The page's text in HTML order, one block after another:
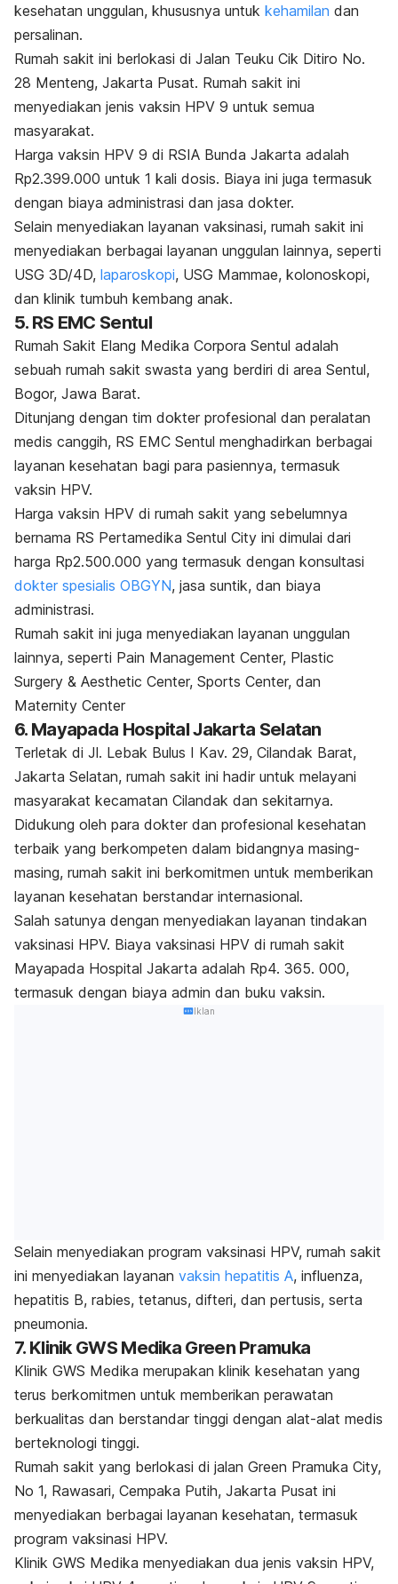
kesehatan unggulan, khususnya untuk kehamilan dan
persalinan.
Rumah sakit ini berlokasi di Jalan Teuku Cik Ditiro No.
28 Menteng, Jakarta Pusat. Rumah sakit ini
menyediakan jenis vaksin HPV 9 untuk semua
masyarakat.
Harga vaksin HPV 9 di RSIA Bunda Jakarta adalah
Rp2.399.000 untuk 1 kali dosis. Biaya ini juga termasuk
dengan biaya administrasi dan jasa dokter.
Selain menyediakan layanan vaksinasi, rumah sakit ini
menyediakan berbagai layanan unggulan lainnya, seperti
USG 3D/4D, laparoskopi, USG Mammae, kolonoskopi,
dan klinik tumbuh kembang anak.
5. RS EMC Sentul
Rumah Sakit Elang Medika Corpora Sentul adalah
sebuah rumah sakit swasta yang berdiri di area Sentul,
Bogor, Jawa Barat.
Ditunjang dengan tim dokter profesional dan peralatan
medis canggih, RS EMC Sentul menghadirkan berbagai
layanan kesehatan bagi para pasiennya, termasuk
vaksin HPV.
Harga vaksin HPV di rumah sakit yang sebelumnya
bernama RS Pertamedika Sentul City ini dimulai dari
harga Rp2.500.000 yang termasuk dengan konsultasi
dokter spesialis OBGYN, jasa suntik, dan biaya
administrasi.
Rumah sakit ini juga menyediakan layanan unggulan
lainnya, seperti Pain Management Center, Plastic
Surgery & Aesthetic Center, Sports Center, dan
Maternity Center
6. Mayapada Hospital Jakarta Selatan
Terletak di Jl. Lebak Bulus I Kav. 29, Cilandak Barat,
Jakarta Selatan, rumah sakit ini hadir untuk melayani
masyarakat kecamatan Cilandak dan sekitarnya.
Didukung oleh para dokter dan profesional kesehatan
terbaik yang berkompeten dalam bidangnya masing-
masing, rumah sakit ini berkomitmen untuk memberikan
layanan kesehatan berstandar internasional.
Salah satunya dengan menyediakan layanan tindakan
vaksinasi HPV. Biaya vaksinasi HPV di rumah sakit
Mayapada Hospital Jakarta adalah Rp4. 365. 000,
termasuk dengan biaya admin dan buku vaksin.
Iklan
Selain menyediakan program vaksinasi HPV, rumah sakit
ini menyediakan layanan vaksin hepatitis A, influenza,
hepatitis B, rabies, tetanus, difteri, dan pertusis, serta
pneumonia.
7. Klinik GWS Medika Green Pramuka
Klinik GWS Medika merupakan klinik kesehatan yang
terus berkomitmen untuk memberikan perawatan
berkualitas dan berstandar tinggi dengan alat-alat medis
berteknologi tinggi.
Rumah sakit yang berlokasi di jalan Green Pramuka City,
No 1, Rawasari, Cempaka Putih, Jakarta Pusat ini
menyediakan berbagai layanan kesehatan, termasuk
program vaksinasi HPV.
Klinik GWS Medika menyediakan dua jenis vaksin HPV,